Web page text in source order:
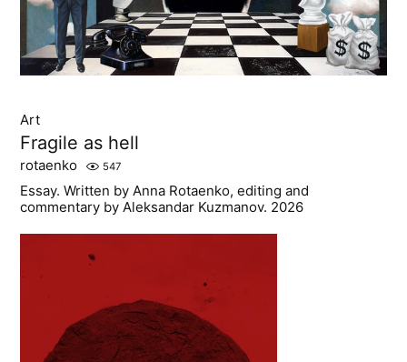
Art
Fragile as hell
rotaenko 547
Essay. Written by Anna Rotaenko, editing and
commentary by Aleksandar Kuzmanov. 2026